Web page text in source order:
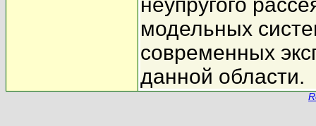
модельных
современных
данной области.